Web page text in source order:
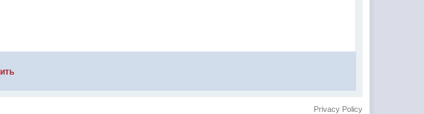
Privacy Policy